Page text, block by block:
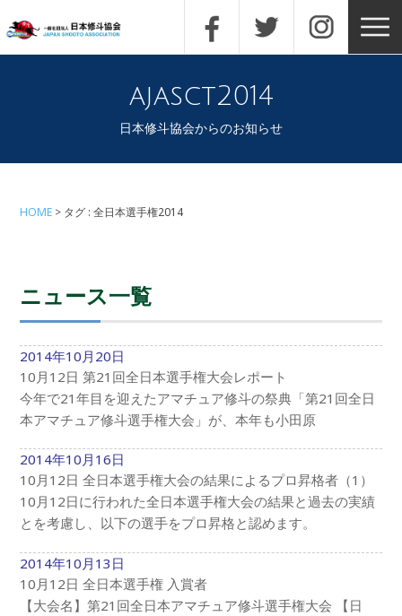
ajasct2014
日本修斗協会からのお知らせ
HOME タグ : 全日本選手権2014
ニュース一覧
2014年10月20日
10月12日 第21回全日本選手権大会レポート
今年で21年目を迎えたアマチュア修斗の祭典「第21回全日
本アマチュア修斗選手権大会」が、本年も小田原
2014年10月16日
10月12日 全日本選手権大会の結果によるプロ昇格者（1）
10月12日に行われた全日本選手権大会の結果と過去の実績
とを考慮し、以下の選手をプロ昇格と認めます。
2014年10月13日
10月12日 全日本選手権 入賞者
【大会名】第21回全日本アマチュア修斗選手権大会 【日